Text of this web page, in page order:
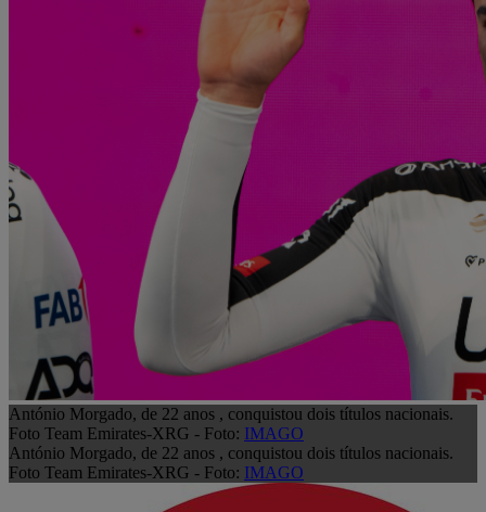
António Morgado, de 22 anos , conquistou dois títulos nacionais.
Foto Team Emirates-XRG - Foto: IMAGO
António Morgado, de 22 anos , conquistou dois títulos nacionais.
Foto Team Emirates-XRG - Foto: IMAGO